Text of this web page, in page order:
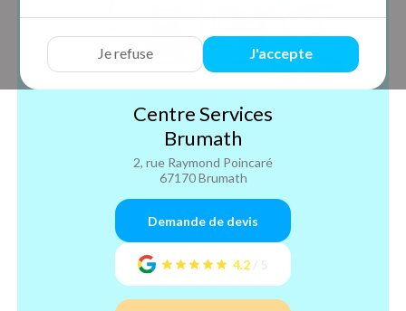
Je refuse J'accepte
Centre Services
Brumath
2, rue Raymond Poincaré
67170 Brumath
Demande de devis
4.2